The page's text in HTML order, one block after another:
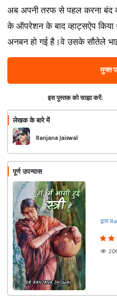
अब अपनी तरफ से पहल करना बंद
के ऑपरेशन के बाद व्हाट्सऐप किया
अनबन हो गई है।वे उसके सौतेले
मुफ्त
इस पुस्तक को साझा करें:
लेखक के बारे में
Ranjana Jaiswal
पूर्ण उपन्यास
द्वारा